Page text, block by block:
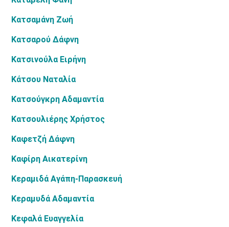
Κατσαμάνη Ζωή
Κατσαρού Δάφνη
Κατσινούλα Ειρήνη
Κάτσου Ναταλία
Κατσούγκρη Αδαμαντία
Κατσουλιέρης Χρήστος
Καφετζή Δάφνη
Καφίρη Αικατερίνη
Κεραμιδά Αγάπη-Παρασκευή
Κεραμυδά Αδαμαντία
Κεφαλά Ευαγγελία